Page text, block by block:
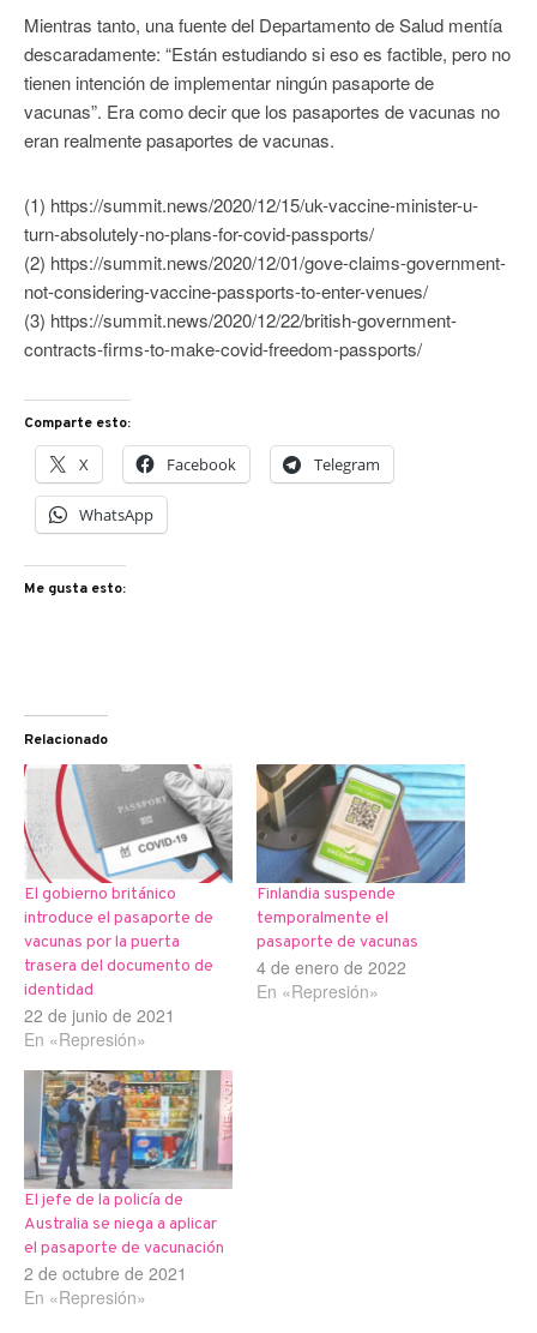
Mientras tanto, una fuente del Departamento de Salud mentía
descaradamente: “Están estudiando si eso es factible, pero no
tienen intención de implementar ningún pasaporte de
vacunas”. Era como decir que los pasaportes de vacunas no
eran realmente pasaportes de vacunas.
(1) https://summit.news/2020/12/15/uk-vaccine-minister-u-
turn-absolutely-no-plans-for-covid-passports/
(2) https://summit.news/2020/12/01/gove-claims-government-
not-considering-vaccine-passports-to-enter-venues/
(3) https://summit.news/2020/12/22/british-government-
contracts-firms-to-make-covid-freedom-passports/
Comparte esto:
X Facebook Telegram
WhatsApp
Me gusta esto:
Relacionado
El gobierno británico
introduce el pasaporte de
vacunas por la puerta
trasera del documento de
identidad
22 de junio de 2021
En «Represión»
Finlandia suspende
temporalmente el
pasaporte de vacunas
4 de enero de 2022
En «Represión»
El jefe de la policía de
Australia se niega a aplicar
el pasaporte de vacunación
2 de octubre de 2021
En «Represión»